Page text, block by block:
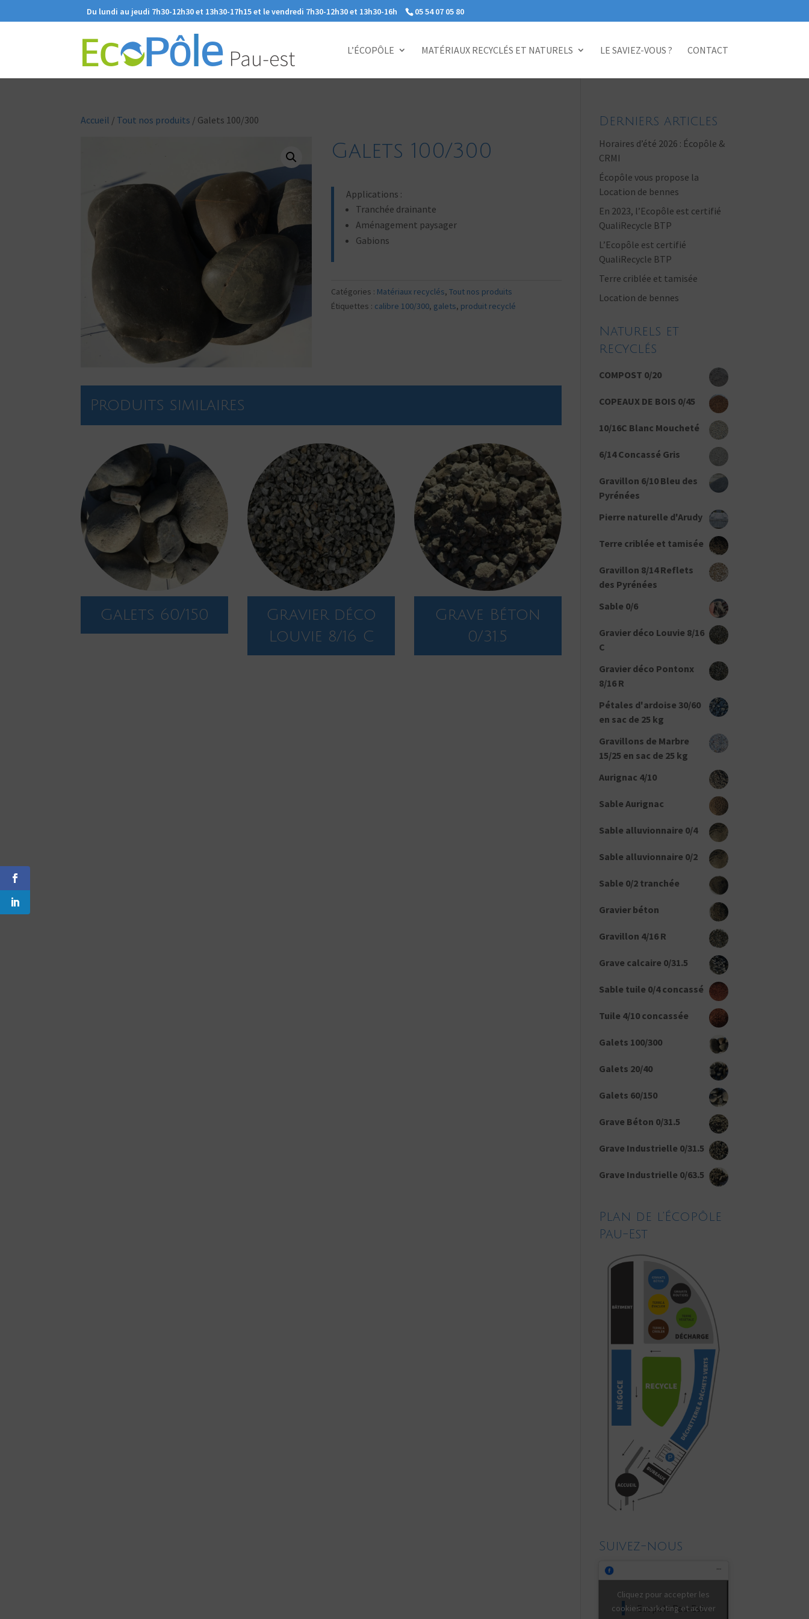
Du lundi au jeudi 7h30-12h30 et 13h30-17h15 et le vendredi 7h30-12h30 et 13h30-16h 05 54 07 05 80
L’ÉCOPÔLE MATÉRIAUX RECYCLÉS ET NATURELS LE SAVIEZ-VOUS ? CONTACT
Accueil / Tout nos produits / Galets 100/300
Galets 100/300
Applications :
Tranchée drainante
Aménagement paysager
Gabions
Catégories : Matériaux recyclés, Tout nos produits
Étiquettes : calibre 100/300, galets, produit recyclé
Produits similaires
Galets 60/150
Gravier déco
Louvie 8/16 C
Grave Béton
0/31.5
Derniers articles
Horaires d’été 2026 : Écopôle &
CRMI
Écopôle vous propose la
Location de bennes
En 2023, l’Ecopôle est certifié
QualiRecycle BTP
L’Ecopôle est certifié
QualiRecycle BTP
Terre criblée et tamisée
Location de bennes
Naturels et
recyclés
COMPOST 0/20
COPEAUX DE BOIS 0/45
10/16C Blanc Moucheté
6/14 Concassé Gris
Gravillon 6/10 Bleu des
Pyrénées
Pierre naturelle d'Arudy
Terre criblée et tamisée
Gravillon 8/14 Reflets
des Pyrénées
Sable 0/6
Gravier déco Louvie 8/16
C
Gravier déco Pontonx
8/16 R
Pétales d'ardoise 30/60
en sac de 25 kg
Gravillons de Marbre
15/25 en sac de 25 kg
Aurignac 4/10
Sable Aurignac
Sable alluvionnaire 0/4
Sable alluvionnaire 0/2
Sable 0/2 tranchée
Gravier béton
Gravillon 4/16 R
Grave calcaire 0/31.5
Sable tuile 0/4 concassé
Tuile 4/10 concassée
Galets 100/300
Galets 20/40
Galets 60/150
Grave Béton 0/31.5
Grave Industrielle 0/31.5
Grave Industrielle 0/63.5
Plan de l’Écopôle
Pau-Est
Suivez-nous
Ecopole Pau-Est
Cliquez pour accepter les
cookies marketing et activer